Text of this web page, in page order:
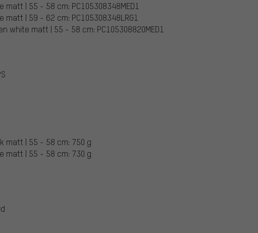
| 55 - 58 cm: PC105308348MED1
| 59 - 62 cm: PC105308348LRG1
white matt | 55 - 58 cm: PC105308820MED1
matt | 55 - 58 cm: 750 g
matt | 55 - 58 cm: 730 g